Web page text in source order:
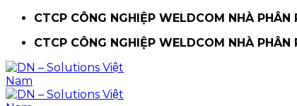
Chuyển
dung
CTCP CÔNG NGHIỆP WELDCOM NHÀ
CTCP CÔNG NGHIỆP WELDCOM NHÀ